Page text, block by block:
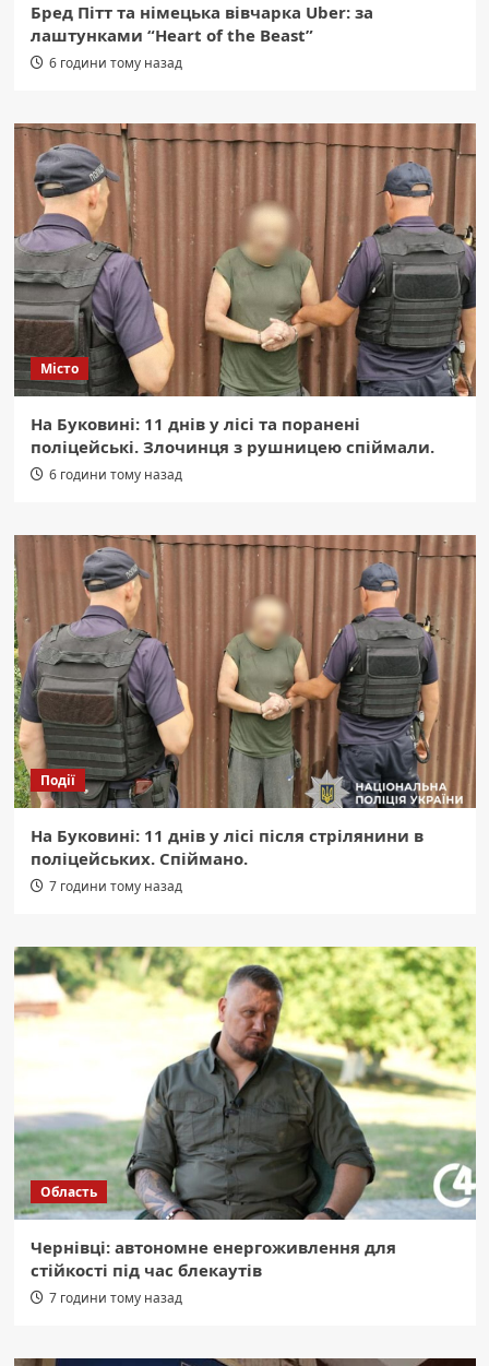
Бред Пітт та німецька вівчарка Uber: за
лаштунками “Heart of the Beast”
6 години тому назад
Місто
На Буковині: 11 днів у лісі та поранені
поліцейські. Злочинця з рушницею спіймали.
6 години тому назад
Події
На Буковині: 11 днів у лісі після стрілянини в
поліцейських. Спіймано.
7 години тому назад
Область
Чернівці: автономне енергоживлення для
стійкості під час блекаутів
7 години тому назад